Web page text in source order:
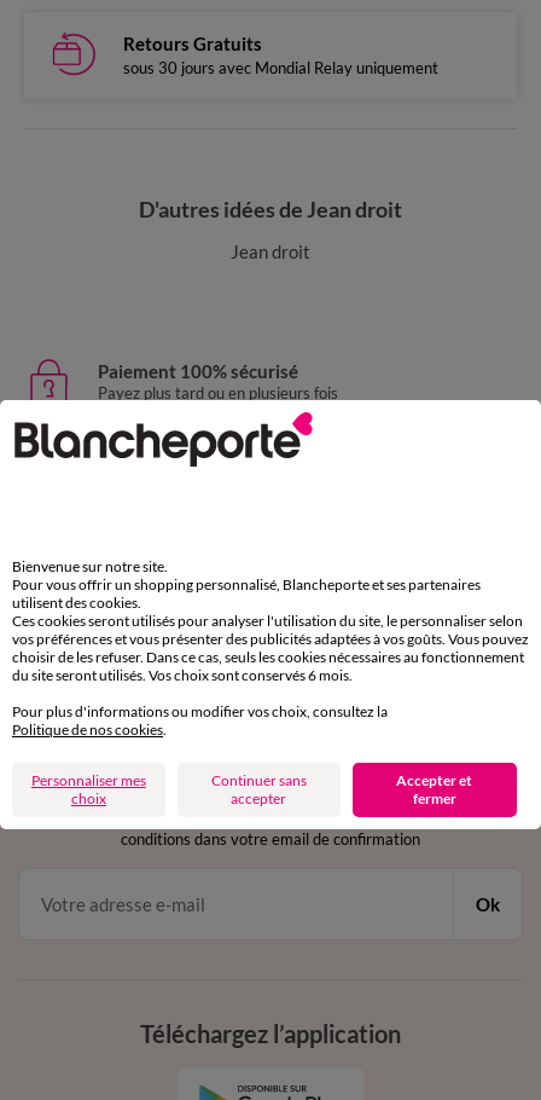
Retours Gratuits
sous 30 jours avec Mondial Relay uniquement
D'autres idées de Jean droit
Jean droit
Paiement 100% sécurisé
Payez plus tard ou en plusieurs fois
Livraison express
sous 30 jours avec Mondial Relay uniquement
Service clients
par chat et par téléphone
de 8h00 à 20h00 du lundi au samedi
en vous inscrivant à la newsletter
conditions dans votre email de confirmation
Ok
Téléchargez l’application
Bienvenue sur notre site.
Pour vous offrir un shopping personnalisé, Blancheporte et ses partenaires
utilisent des cookies.
Ces cookies seront utilisés pour analyser l'utilisation du site, le personnaliser selon
vos préférences et vous présenter des publicités adaptées à vos goûts. Vous pouvez
choisir de les refuser. Dans ce cas, seuls les cookies nécessaires au fonctionnement
du site seront utilisés. Vos choix sont conservés 6 mois.
Pour plus d'informations ou modifier vos choix, consultez la
Politique de nos cookies
Personnaliser mes
choix
Continuer sans
accepter
Accepter et
fermer